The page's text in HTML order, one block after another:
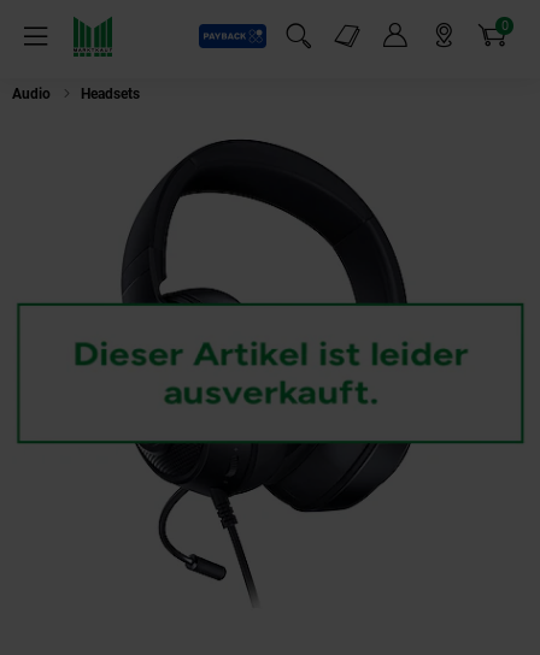
Menü
Payback
Suchfeld einblenden
Markt-Angebote 0
Artikel
Audio Headsets